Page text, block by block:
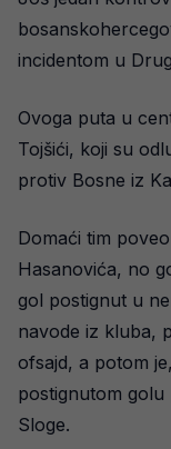
incidentom u
Ovoga puta u
Tojšići, koji su
protiv Bosne iz
Domaći tim
Hasanovića, no
gol postignut u
navode iz kluba,
ofsajd, a potom
postignutom
Sloge.